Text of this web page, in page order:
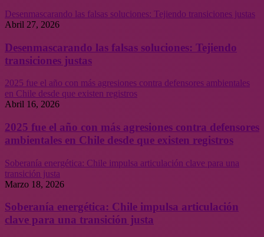
Desenmascarando las falsas soluciones: Tejiendo transiciones justas
Abril 27, 2026
Desenmascarando las falsas soluciones: Tejiendo
transiciones justas
2025 fue el año con más agresiones contra defensores ambientales
en Chile desde que existen registros
Abril 16, 2026
2025 fue el año con más agresiones contra defensores
ambientales en Chile desde que existen registros
Soberanía energética: Chile impulsa articulación clave para una
transición justa
Marzo 18, 2026
Soberanía energética: Chile impulsa articulación
clave para una transición justa